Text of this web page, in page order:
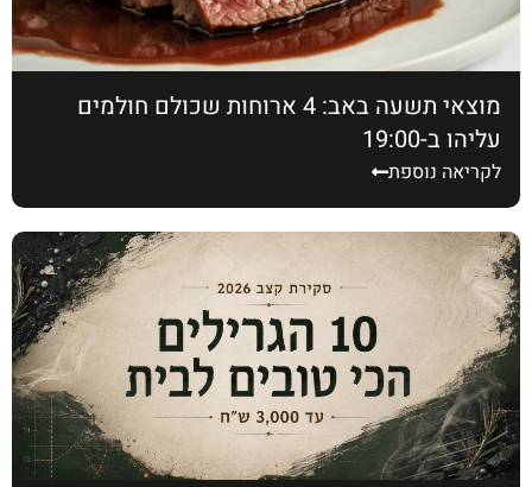
מוצאי תשעה באב: 4 ארוחות שכולם חולמים
עליהן ב-19:00
לקריאה נוספת